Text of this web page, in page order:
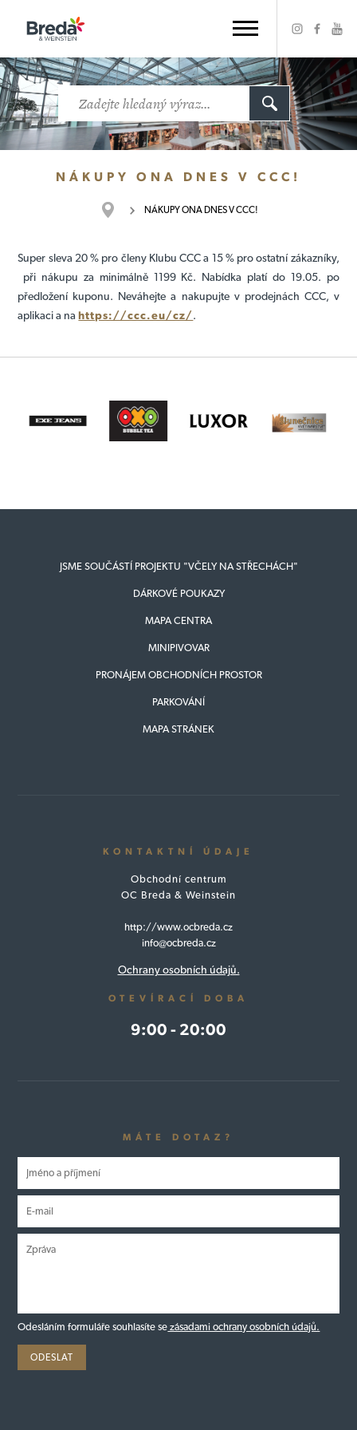
NÁKUPY ONA DNES V CCC!
NÁKUPY ONA DNES V CCC!
Super sleva 20 % pro členy Klubu CCC a 15 % pro ostatní zákazníky,
při nákupu za minimálně 1199 Kč. Nabídka platí do 19.05. po
předložení kuponu. Neváhejte a nakupujte v prodejnách CCC, v
aplikaci a nahttps://ccc.eu/cz/.
JSME SOUČÁSTÍ PROJEKTU "VČELY NA STŘECHÁCH"
DÁRKOVÉ POUKAZY
MAPA CENTRA
MINIPIVOVAR
PRONÁJEM OBCHODNÍCH PROSTOR
PARKOVÁNÍ
MAPA STRÁNEK
KONTAKTNÍ ÚDAJE
Obchodní centrum
OC Breda & Weinstein
http://www.ocbreda.cz
info@ocbreda.cz
Ochrany osobních údajů.
OTEVÍRACÍ DOBA
9:00 - 20:00
MÁTE DOTAZ?
Odesláním formuláře souhlasíte se zásadami ochrany osobních údajů.